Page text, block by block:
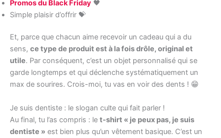
Promos du Black Friday 🖤
Simple plaisir d’offrir 💝
Et, parce que chacun aime recevoir un cadeau qui a du
sens, ce type de produit est à la fois drôle, original et
utile. Par conséquent, c’est un objet personnalisé qui se
garde longtemps et qui déclenche systématiquement un
max de sourires. Crois-moi, tu vas en voir des dents ! 😁
Je suis dentiste : le slogan culte qui fait parler !
Au final, tu l’as compris : le t-shirt « je peux pas, je suis
dentiste » est bien plus qu’un vêtement basique. C’est un